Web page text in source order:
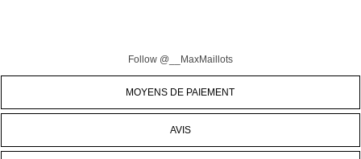
Follow @__MaxMaillots
MOYENS DE PAIEMENT
AVIS